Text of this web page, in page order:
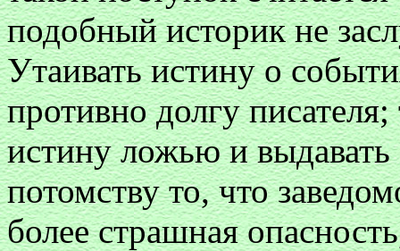
подобный историк не
Утаивать истину о
противно долгу
истину ложью и выдавать
потомству то, что
более страшная